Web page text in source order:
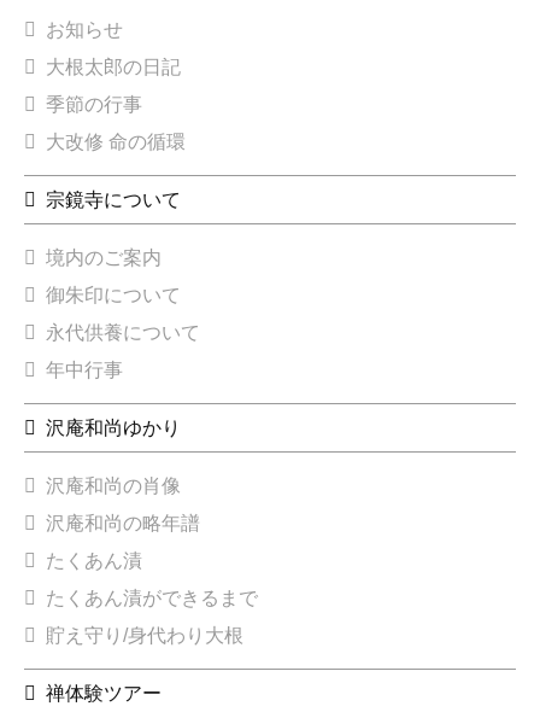
お知らせ
大根太郎の日記
季節の行事
大改修 命の循環
宗鏡寺について
境内のご案内
御朱印について
永代供養について
年中行事
沢庵和尚ゆかり
沢庵和尚の肖像
沢庵和尚の略年譜
たくあん漬
たくあん漬ができるまで
貯え守り/身代わり大根
禅体験ツアー